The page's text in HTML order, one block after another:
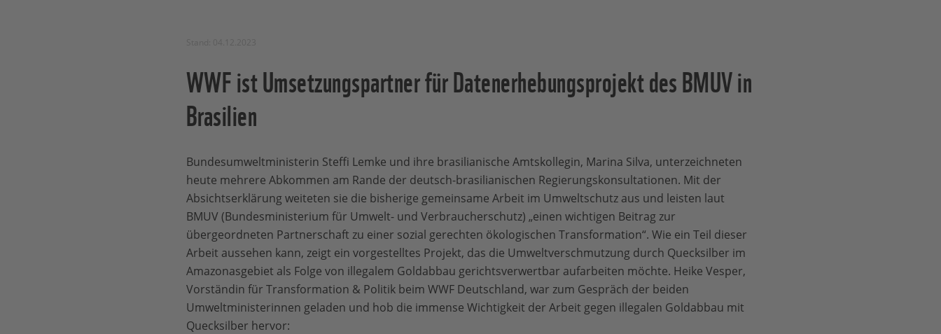
WWF ist Umsetzungspartner für Datenerhebungsprojekt des BMUV in
Brasilien
Bundesumweltministerin Steffi Lemke und ihre brasilianische Amtskollegin, Marina Silva, unterzeichneten
heute mehrere Abkommen am Rande der deutsch-brasilianischen Regierungskonsultationen. Mit der
Absichtserklärung weiteten sie die bisherige gemeinsame Arbeit im Umweltschutz aus und leisten laut
BMUV (Bundesministerium für Umwelt- und Verbraucherschutz) „einen wichtigen Beitrag zur
übergeordneten Partnerschaft zu einer sozial gerechten ökologischen Transformation“. Wie ein Teil dieser
Arbeit aussehen kann, zeigt ein vorgestelltes Projekt, das die Umweltverschmutzung durch Quecksilber im
Amazonasgebiet als Folge von illegalem Goldabbau gerichtsverwertbar aufarbeiten möchte. Heike Vesper,
Vorständin für Transformation & Politik beim WWF Deutschland, war zum Gespräch der beiden
Umweltministerinnen geladen und hob die immense Wichtigkeit der Arbeit gegen illegalen Goldabbau mit
Quecksilber hervor: